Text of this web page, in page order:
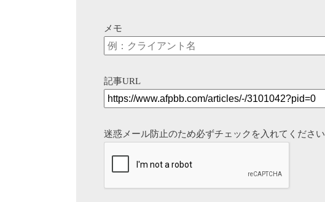
メモ
記事URL
迷惑メール防止のため必ずチェックを入れてください